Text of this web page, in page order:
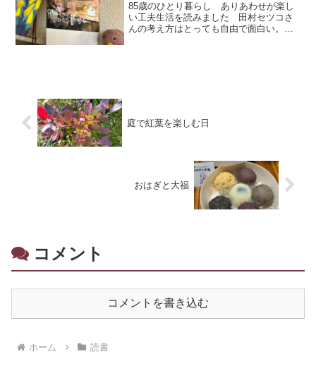
85歳のひとり暮らし ありあわせが楽し
い工夫生活を読みました 田村セツコさ
んの考え方はとっても自由で面白い。年
庭で紅葉を楽しむ日
おはぎと大福
コメント
コメントを書き込む
ホーム 読書